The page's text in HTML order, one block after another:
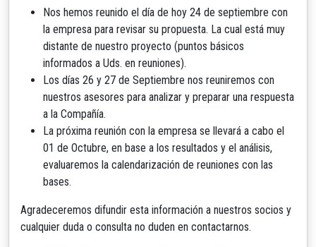
Nos hemos reunido el día de hoy 24 de septiembre con
la empresa para revisar su propuesta. La cual está muy
distante de nuestro proyecto (puntos básicos
informados a Uds. en reuniones).
Los días 26 y 27 de Septiembre nos reuniremos con
nuestros asesores para analizar y preparar una respuesta
a la Compañía.
La próxima reunión con la empresa se llevará a cabo el
01 de Octubre, en base a los resultados y el análisis,
evaluaremos la calendarización de reuniones con las
bases.
Agradeceremos difundir esta información a nuestros socios y
cualquier duda o consulta no duden en contactarnos.